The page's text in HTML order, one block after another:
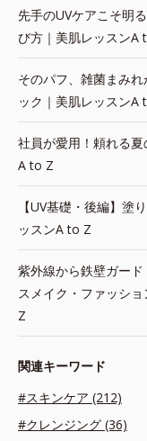
先手のUVケアこそ明
び方｜美肌レッスンA
そのパフ、雑菌まみ
ック｜美肌レッスンA
社員が愛用！頼れる
A to Z
【UV基礎・後編】塗
ッスンA to Z
紫外線から鉄壁ガー
スメイク・ファッシ
Z
関連キーワード
#スキンケア (212)
#クレンジング (36)